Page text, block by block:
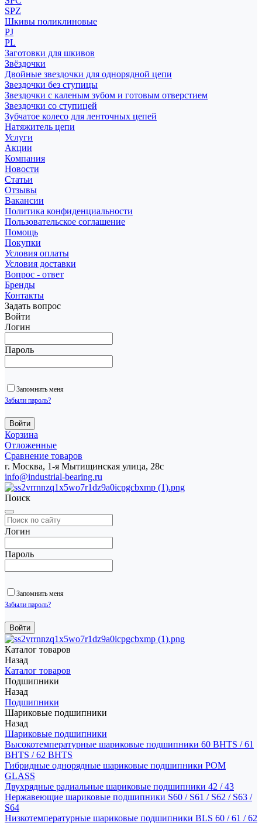
SPZ
Шкивы поликлиновые
PJ
PL
Заготовки для шкивов
Звёздочки
Двойные звездочки для однорядной цепи
Звездочки без ступицы
Звездочки с каленым зубом и готовым отверстием
Звездочки со ступицей
Зубчатое колесо для ленточных цепей
Натяжитель цепи
Услуги
Акции
Компания
Новости
Статьи
Отзывы
Вакансии
Политика конфиденциальности
Пользовательское соглашение
Помощь
Покупки
Условия оплаты
Условия доставки
Вопрос - ответ
Бренды
Контакты
Задать вопрос
Войти
Логин
Пароль
Запомнить меня
Забыли пароль?
Корзина
Отложенные
Сравнение товаров
г. Москва, 1-я Мытищинская улица, 28с
info@industrial-bearing.ru
Поиск
Логин
Пароль
Запомнить меня
Забыли пароль?
Каталог товаров
Назад
Каталог товаров
Подшипники
Назад
Подшипники
Шариковые подшипники
Назад
Шариковые подшипники
Высокотемпературные шариковые подшипники 60 BHTS / 61
BHTS / 62 BHTS
Гибридные однорядные шариковые подшипники POM
GLASS
Двухрядные радиальные шариковые подшипники 42 / 43
Нержавеющие шариковые подшипники S60 / S61 / S62 / S63 /
S64
Низкотемпературные шариковые подшипники BLS 60 / 61 / 62